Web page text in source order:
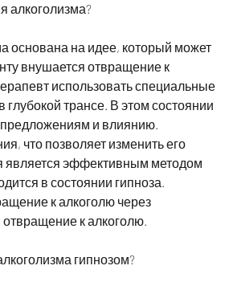
алкоголизма?
основана на идее, который может
внушается отвращение к
использовать специальные
глубокой трансе. В этом состоянии
и влиянию.
что позволяет изменить его
эффективным методом
в состоянии гипноза.
к алкоголю через
к алкоголю.
гипнозом?